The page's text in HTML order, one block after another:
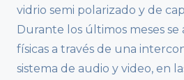
vidrio semi polarizado y de
Durante los últimos meses se
físicas a través de una
sistema de audio y video, en